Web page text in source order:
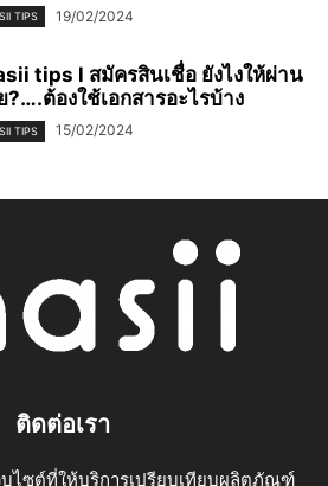
TIPS 19/02/2024
tips l สมัครสินเชื่อ ยังไงให้ผ่าน
?….ต้องใช้เอกสารอะไรบ้าง
TIPS 15/02/2024
ติดต่อเรา
บไซต์ที่ให้บริการเปรียบเทียบผลิตภัณฑ์